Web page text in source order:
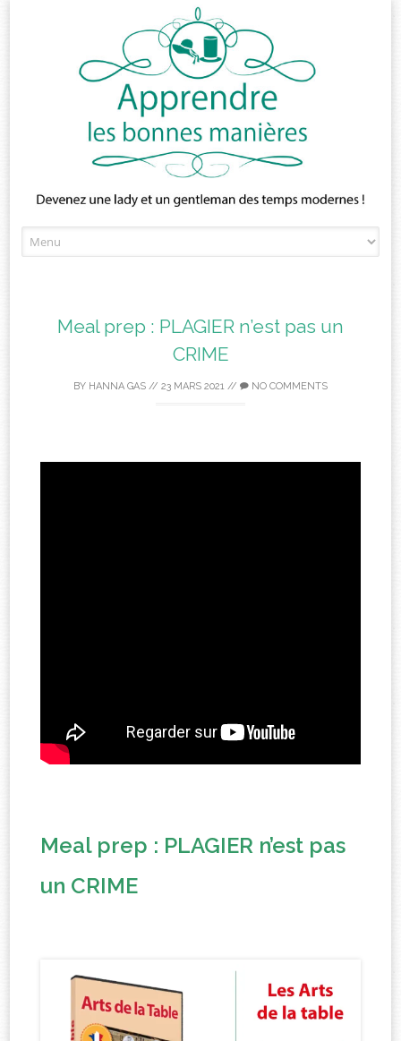
to
Meal prep : PLAGIER n’est pas un
CRIME
BY HANNA GAS // 23 MARS 2021 // NO COMMENTS
Meal prep : PLAGIER n’est pas
un CRIME